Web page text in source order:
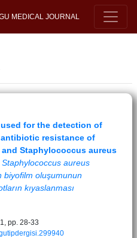
MEDICAL JOURNAL
for the detection of
resistance of
Staphylococcus aureus
aureus
biyofilm oluşumunun
kıyaslanması
pp. 28-33